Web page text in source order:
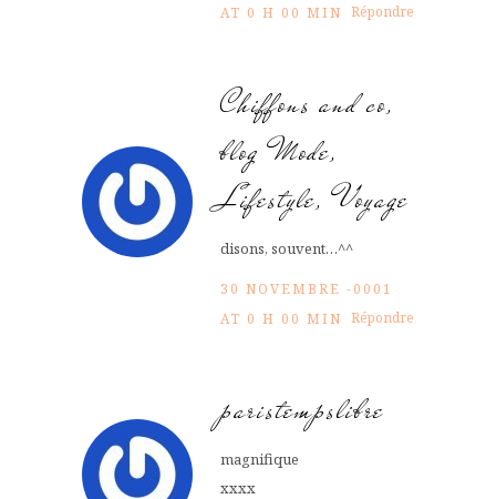
AT 0 H 00 MIN Répondre
Chiffons and co,
blog Mode,
Lifestyle, Voyage
disons, souvent…^^
30 NOVEMBRE -0001
AT 0 H 00 MIN Répondre
paristempslibre
magnifique
xxxx